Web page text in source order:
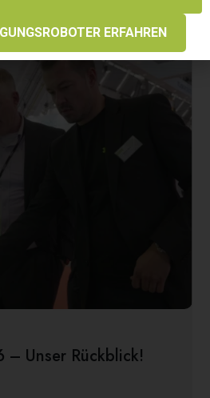
– Unser Rückblick!
ERFAHREN